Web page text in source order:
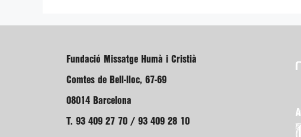
Fundació Missatge Humà i Cristià
Comtes de Bell-lloc, 67-69
08014 Barcelona
T. 93 409 27 70 / 93 409 28 10